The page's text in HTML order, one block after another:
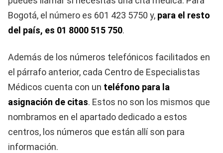
Bogotá, el número es 601 423 5750 y, para el resto
del país, es 01 8000 515 750.
Además de los números telefónicos facilitados en
el párrafo anterior, cada Centro de Especialistas
Médicos cuenta con un teléfono para la
asignación de citas. Estos no son los mismos que
nombramos en el apartado dedicado a estos
centros, los números que están allí son para
información.